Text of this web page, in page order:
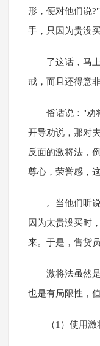
形，便对他们说
手，只因为贵没
了这话，马
戒，而且还得意非
俗话说："劝
开导劝说，那对
反面的激将法，
尊心，荣誉感，
。当他们听
因为太贵没买时
来。于是，售货
激将法虽然
也是有局限性，
（1）使用